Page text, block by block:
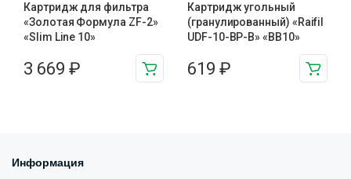
Картридж для фильтра
«Золотая Формула ZF-2»
«Slim Line 10»
3 669 ₽
Картридж угольный
(гранулированный) «Raifil
UDF-10-BP-B» «BB10»
619 ₽
Информация